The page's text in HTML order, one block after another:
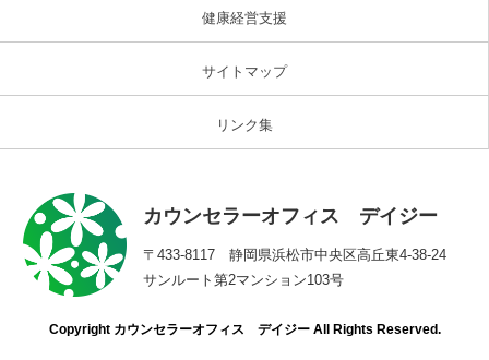
健康経営支援
サイトマップ
リンク集
カウンセラーオフィス デイジー
〒433-8117 静岡県浜松市中央区高丘東4-38-24
サンルート第2マンション103号
Copyright カウンセラーオフィス デイジー All Rights Reserved.